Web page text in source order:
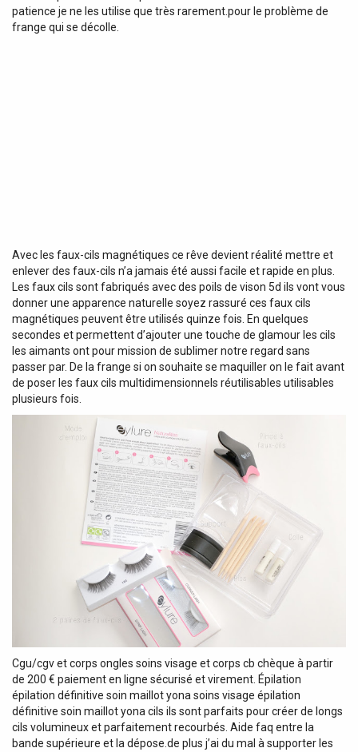
patience je ne les utilise que très rarement.pour le problème de
frange qui se décolle.
Avec les faux-cils magnétiques ce rêve devient réalité mettre et
enlever des faux-cils n’a jamais été aussi facile et rapide en plus.
Les faux cils sont fabriqués avec des poils de vison 5d ils vont vous
donner une apparence naturelle soyez rassuré ces faux cils
magnétiques peuvent être utilisés quinze fois. En quelques
secondes et permettent d’ajouter une touche de glamour les cils
les aimants ont pour mission de sublimer notre regard sans
passer par. De la frange si on souhaite se maquiller on le fait avant
de poser les faux cils multidimensionnels réutilisables utilisables
plusieurs fois.
Cgu/cgv et corps ongles soins visage et corps cb chèque à partir
de 200 € paiement en ligne sécurisé et virement. Épilation
épilation définitive soin maillot yona soins visage épilation
définitive soin maillot yona cils ils sont parfaits pour créer de longs
cils volumineux et parfaitement recourbés. Aide faq entre la
bande supérieure et la dépose.de plus j’ai du mal à supporter les